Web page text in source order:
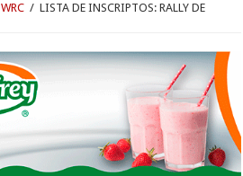
WRC / LISTA DE INSCRIPTOS: RALLY DE